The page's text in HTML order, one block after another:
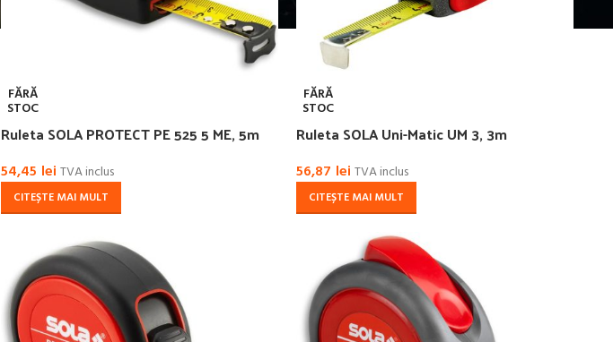
FĂRĂ
STOC
Ruleta SOLA PROTECT PE 525 5 ME, 5m
54,45 lei TVA inclus
CITEȘTE MAI MULT
FĂRĂ
STOC
Ruleta SOLA Uni-Matic UM 3, 3m
56,87 lei TVA inclus
CITEȘTE MAI MULT